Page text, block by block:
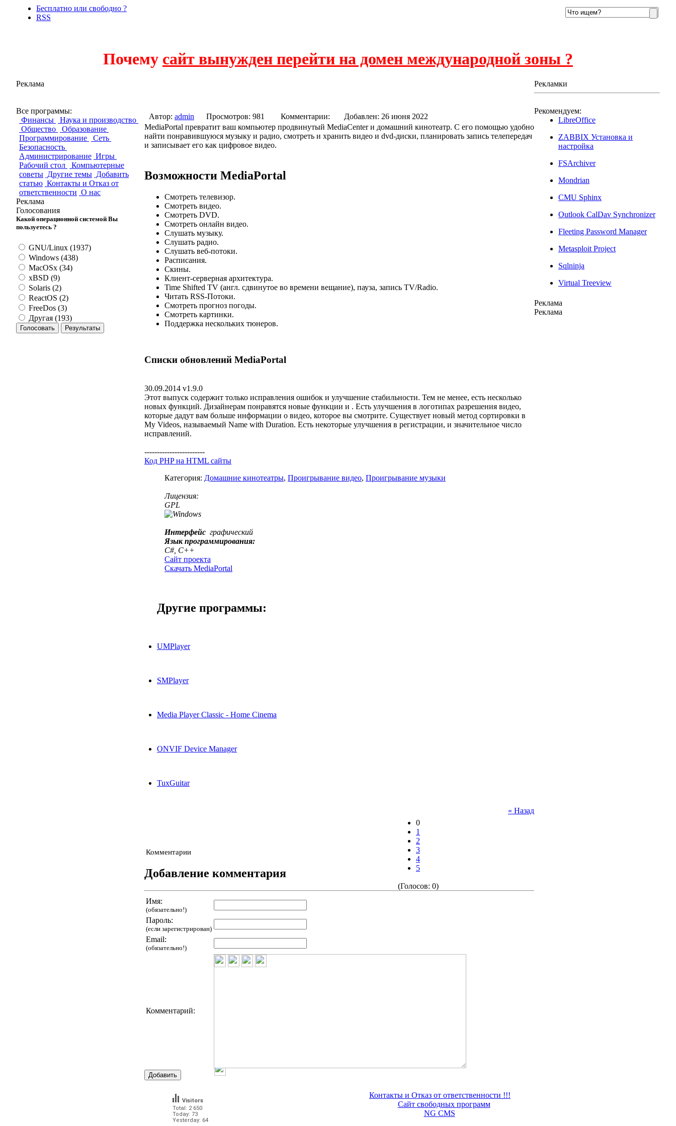
Бесплатно или свободно ?
RSS
Почему сайт вынужден перейти на домен международной зоны ?
Реклама
Все программы:
Финансы
Наука и производство
Общество
Образование
Программирование
Сеть
Безопасность
Администрирование Игры
Рабочий стол
Компьютерные
советы Другие темы Добавить
статью Контакты и Отказ от
ответственности О нас
Реклама
Голосования
Какой операционной системой Вы
пользуетесь ?
GNU/Linux (1937)
Windows (438)
MacOSx (34)
xBSD (9)
Solaris (2)
ReactOS (2)
FreeDos (3)
Другая (193)
Автор: admin Просмотров: 981 Комментарии:
Добавлен: 26 июня 2022
MediaPortal превратит ваш компьютер продвинутый MediaCenter и домашний кинотеатр. С его помощью удобно
найти понравившуюся музыку и радио, смотреть и хранить видео и dvd-диски, планировать запись телепередач
и записывает его как цифровое видео.
Возможности MediaPortal
Смотреть телевизор.
Смотреть видео.
Смотреть DVD.
Смотреть онлайн видео.
Слушать музыку.
Слушать радио.
Слушать веб-потоки.
Расписания.
Скины.
Клиент-серверная архитектура.
Time Shifted TV (англ. сдвинутое во времени вещание), пауза, запись TV/Radio.
Читать RSS-Потоки.
Смотреть прогноз погоды.
Смотреть картинки.
Поддержка нескольких тюнеров.
Списки обновлений MediaPortal
30.09.2014 v1.9.0
Этот выпуск содержит только исправления ошибок и улучшение стабильности. Тем не менее, есть несколько
новых функций. Дизайнерам понравятся новые функции и . Есть улучшения в логотипах разрешения видео,
которые дадут вам больше информации о видео, которое вы смотрите. Существует новый метод сортировки в
My Videos, называемый Name with Duration. Есть некоторые улучшения в регистрации, и значительное число
исправлений.
------------------------
Код PHP на HTML сайты
Категория: Домашние кинотеатры, Проигрывание видео, Проигрывание музыки
Лицензия:
GPL
Интерфейс графический
Язык программирования:
C#, C++
Сайт проекта
Скачать MediaPortal
Другие программы:
UMPlayer
SMPlayer
Media Player Classic - Home Cinema
ONVIF Device Manager
TuxGuitar
0
1
2
3
4
5
(Голосов: 0)
« Назад
Комментарии
Добавление комментария
Имя:
(обязательно!)
Пароль:
(если зарегистрирован)
Email:
(обязательно!)
Комментарий:
Рекламки
Рекомендуем:
LibreOffice
ZABBIX Установка и
настройка
FSArchiver
Mondrian
CMU Sphinx
Outlook CalDav Synchronizer
Fleeting Password Manager
Metasploit Project
Sqlninja
Virtual Treeview
Реклама
Реклама
Total: 2 650
Today: 73
Yesterday: 64
Visitors
Контакты и Отказ от ответственности !!!
Сайт свободных программ
NG CMS